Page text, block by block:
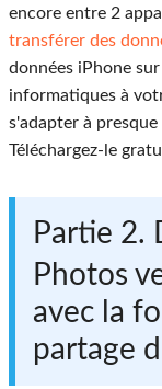
encore entre 2
transférer des
données iPhone
informatiques à
s'adapter à
Téléchargez-le
Partie 2.
Photos
avec la
partage